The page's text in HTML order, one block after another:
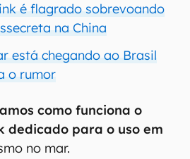
é flagrado sobrevoando
na China
está chegando ao Brasil
o rumor
como funciona o
dedicado para o uso em
no mar.